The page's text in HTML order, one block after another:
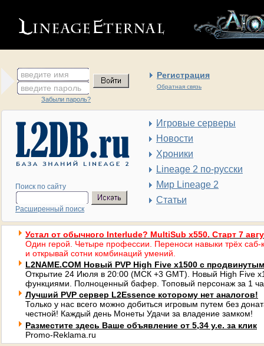
введите имя Регистрация
Обратная связь
введите пароль
Забыли пароль?
Поиск по сайту
Расширенный поиск
Игровые серверы
Новости
Хроники
Lineage 2 по-русски
Мир Lineage 2
Статьи
Устал от обычного Interlude? MultiSub x550. Старт 7
Один герой. Четыре профессии. Переноси навыки трёх саб-
и открывай сотни комбинаций умений.
L2NAME.COM Новый PVP High Five x1500 с
Открытие 24 Июля в 20:00 (МСК +3 GMT). Новый High Five
функциями. Полноценный бафер. Топовый персонаж за 1
Лучший PVP сервер L2Essence которому нет аналогов!
Только у нас всего можно добиться игровым путем без
честной! Каждый день Монеты Удачи за владение замком!
Разместите здесь Ваше объявление от 5,34 у.е. за клик
Promo-Reklama.ru